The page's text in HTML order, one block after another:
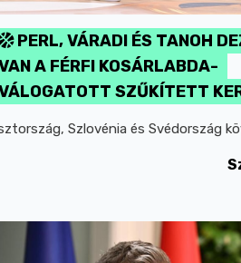
PERL, VÁRADI ÉS TANOH
A FÉRFI KOSÁRLABDA-
SZŰKÍTETT
Szlovénia és Svédország